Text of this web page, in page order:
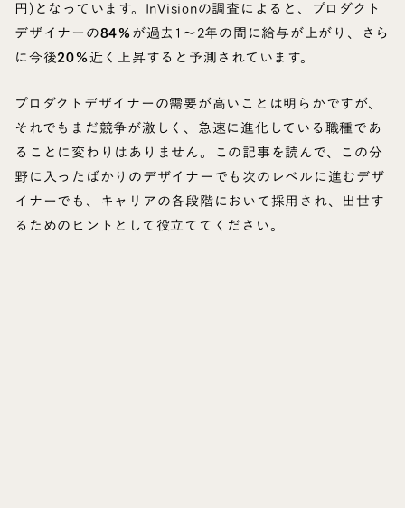
円)となっています。InVisionの調査によると、プロダクト
デザイナーの84％が過去1～2年の間に給与が上がり、さら
に今後20％近く上昇すると予測されています。
プロダクトデザイナーの需要が高いことは明らかですが、
それでもまだ競争が激しく、急速に進化している職種であ
ることに変わりはありません。この記事を読んで、この分
野に入ったばかりのデザイナーでも次のレベルに進むデザ
イナーでも、キャリアの各段階において採用され、出世す
るためのヒントとして役立ててください。